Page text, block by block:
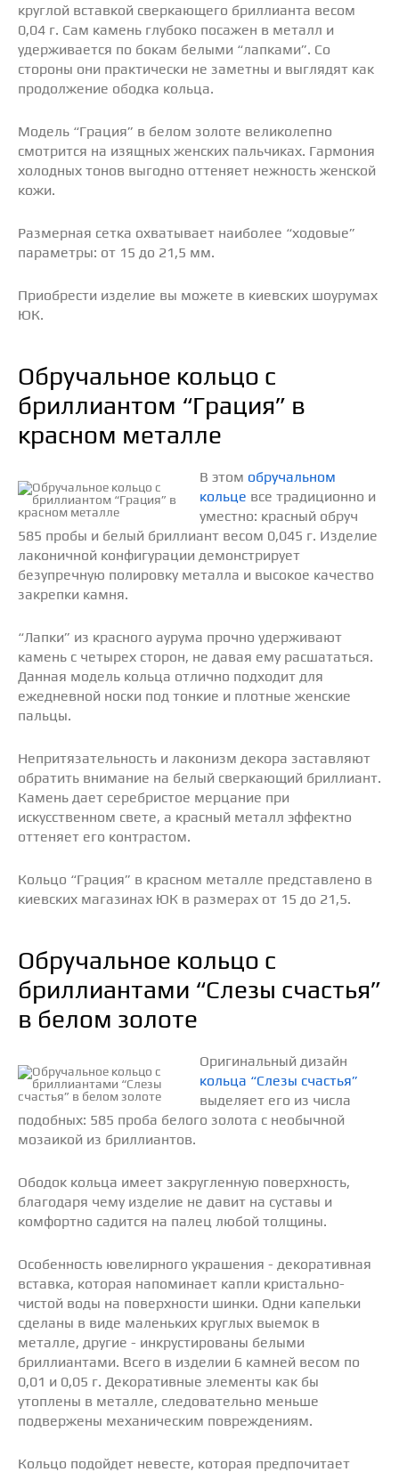
круглой вставкой сверкающего бриллианта весом
0,04 г. Сам камень глубоко посажен в металл и
удерживается по бокам белыми “лапками”. Со
стороны они практически не заметны и выглядят как
продолжение ободка кольца.
Модель “Грация” в белом золоте великолепно
смотрится на изящных женских пальчиках. Гармония
холодных тонов выгодно оттеняет нежность женской
кожи.
Размерная сетка охватывает наиболее “ходовые”
параметры: от 15 до 21,5 мм.
Приобрести изделие вы можете в киевских шоурумах
ЮК.
Обручальное кольцо с
бриллиантом “Грация” в
красном металле
В этом обручальном
кольце все традиционно и
уместно: красный обруч
585 пробы и белый бриллиант весом 0,045 г. Изделие
лаконичной конфигурации демонстрирует
безупречную полировку металла и высокое качество
закрепки камня.
“Лапки” из красного аурума прочно удерживают
камень с четырех сторон, не давая ему расшататься.
Данная модель кольца отлично подходит для
ежедневной носки под тонкие и плотные женские
пальцы.
Непритязательность и лаконизм декора заставляют
обратить внимание на белый сверкающий бриллиант.
Камень дает серебристое мерцание при
искусственном свете, а красный металл эффектно
оттеняет его контрастом.
Кольцо “Грация” в красном металле представлено в
киевских магазинах ЮК в размерах от 15 до 21,5.
Обручальное кольцо с
бриллиантами “Слезы счастья”
в белом золоте
Оригинальный дизайн
кольца “Слезы счастья”
выделяет его из числа
подобных: 585 проба белого золота с необычной
мозаикой из бриллиантов.
Ободок кольца имеет закругленную поверхность,
благодаря чему изделие не давит на суставы и
комфортно садится на палец любой толщины.
Особенность ювелирного украшения - декоративная
вставка, которая напоминает капли кристально-
чистой воды на поверхности шинки. Одни капельки
сделаны в виде маленьких круглых выемок в
металле, другие - инкрустированы белыми
бриллиантами. Всего в изделии 6 камней весом по
0,01 и 0,05 г. Декоративные элементы как бы
утоплены в металле, следовательно меньше
подвержены механическим повреждениям.
Кольцо подойдет невесте, которая предпочитает